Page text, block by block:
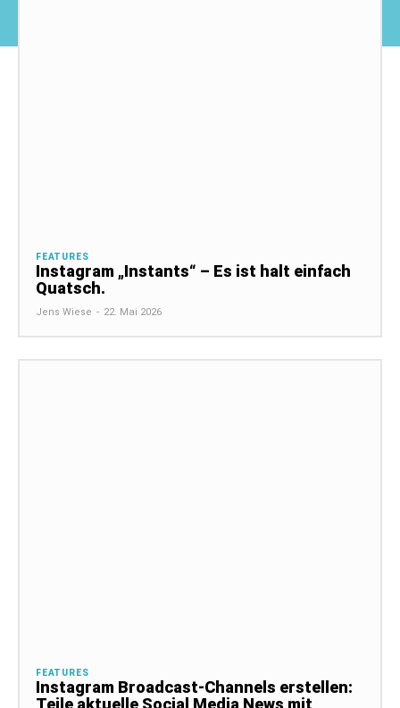
FEATURES
Instagram „Instants“ – Es ist halt einfach
Quatsch.
Jens Wiese - 22. Mai 2026
FEATURES
Instagram Broadcast-Channels erstellen: